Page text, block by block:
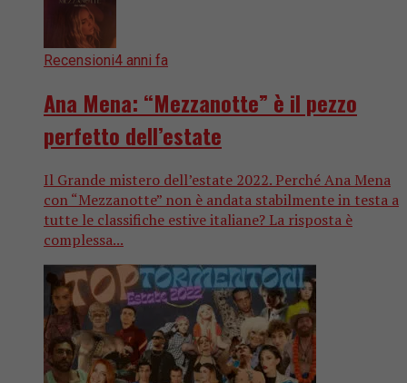
Recensioni4 anni fa
Ana Mena: “Mezzanotte” è il pezzo
perfetto dell’estate
Il Grande mistero dell’estate 2022. Perché Ana Mena
con “Mezzanotte” non è andata stabilmente in testa a
tutte le classifiche estive italiane? La risposta è
complessa...